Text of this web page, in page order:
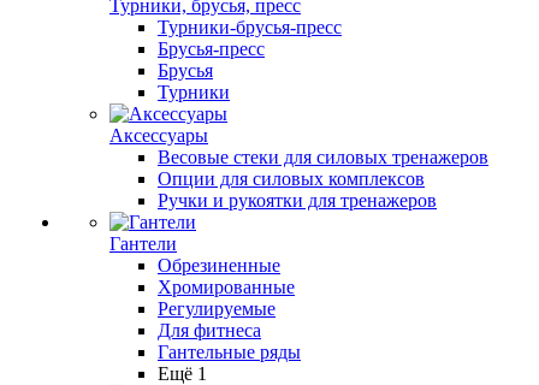
Турники, брусья, пресс
Турники-брусья-пресс
Брусья-пресс
Брусья
Турники
Аксессуары
Весовые стеки для силовых тренажеров
Опции для силовых комплексов
Ручки и рукоятки для тренажеров
Гантели
Обрезиненные
Хромированные
Регулируемые
Для фитнеса
Гантельные ряды
Ещё 1